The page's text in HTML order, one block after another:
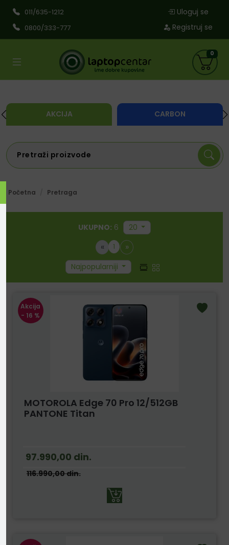
011/635-1212
0800/333-777
Uloguj se
Registruj se
AKCIJA CARBON
0
Početna Pretraga
UKUPNO: 6 20
« 1 »
Najpopularniji
Akcija
- 16 %
MOTOROLA Edge 70 Pro 12/512GB
PANTONE Titan
97.990,00 din.
116.990,00din.